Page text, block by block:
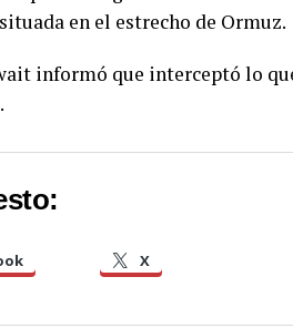
en el estrecho de Ormuz.
informó que interceptó lo
X